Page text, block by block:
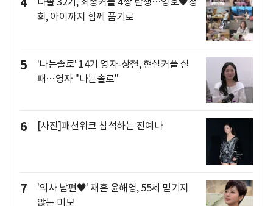
희, 아이까지 함께 품기로
5
'나는솔로' 14기 영자-상철, 현실커플 실
패…영자 "나는솔로"
6 [사진]패션위크 참석하는 진예나
7
'의사 남편♥' 재혼 윤해영, 55세 믿기지
않는 미모